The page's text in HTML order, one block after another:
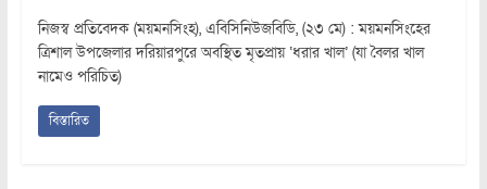
নিজস্ব প্রতিবেদক (ময়মনসিংহ), এবিসিনিউজবিডি, (২৩ মে) : ময়মনসিংহের
ত্রিশাল উপজেলার দরিয়ারপুরে অবস্থিত মৃতপ্রায় ‘ধরার খাল’ (যা বৈলর খাল
নামেও পরিচিত)
বিস্তারিত